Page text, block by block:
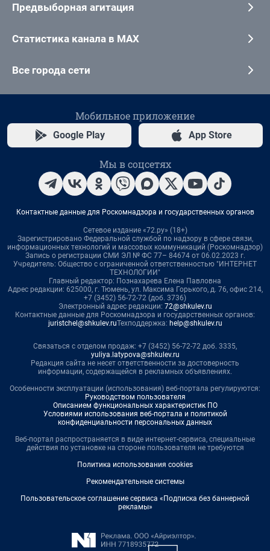
Предвыборная агитация
Статистика канала в MAX
Все города сети
Мобильное приложение
Google Play App Store
Мы в соцсетях
Контактные данные для Роскомнадзора и государственных органов
Сетевое издание «72.ру» (18+)
Зарегистрировано Федеральной службой по надзору в сфере связи,
информационных технологий и массовых коммуникаций (Роскомнадзор)
Запись о регистрации СМИ ЭЛ № ФС 77– 84674 от 06.02.2023 г.
Учредитель: Общество с ограниченной ответственностью "ИНТЕРНЕТ
ТЕХНОЛОГИИ"
Главный редактор: Познахарева Елена Павловна
Адрес редакции: 625000, г. Тюмень, ул. Максима Горького, д. 76, офис 214,
+7 (3452) 56-72-72 (доб. 3736)
Электронный адрес редакции: 72@shkulev.ru
Контактные данные для Роскомнадзора и государственных органов:
juristchel@shkulev.ruТехподдержка: help@shkulev.ru
Связаться с отделом продаж: +7 (3452) 56-72-72 доб. 3335,
yuliya.latypova@shkulev.ru
Редакция сайта не несет ответственности за достоверность
информации, содержащейся в рекламных объявлениях.
Особенности эксплуатации (использования) веб-портала регулируются:
Руководством пользователя
Описанием функциональных характеристик ПО
Условиями использования веб-портала и политикой
конфиденциальности персональных данных
Веб-портал распространяется в виде интернет-сервиса, специальные
действия по установке на стороне пользователя не требуются
Политика использования cookies
Рекомендательные системы
Пользовательское соглашение сервиса «Подписка без баннерной
рекламы»